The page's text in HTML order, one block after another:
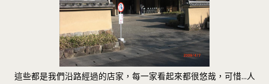
這些都是我們沿路經過的店家，每一家看起來都很悠哉，可惜…人